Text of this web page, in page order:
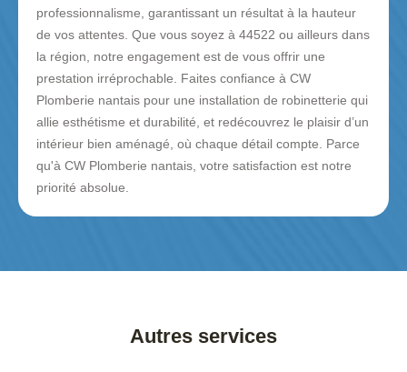
professionnalisme, garantissant un résultat à la hauteur
de vos attentes. Que vous soyez à 44522 ou ailleurs dans
la région, notre engagement est de vous offrir une
prestation irréprochable. Faites confiance à CW
Plomberie nantais pour une installation de robinetterie qui
allie esthétisme et durabilité, et redécouvrez le plaisir d’un
intérieur bien aménagé, où chaque détail compte. Parce
qu'à CW Plomberie nantais, votre satisfaction est notre
priorité absolue.
Autres services